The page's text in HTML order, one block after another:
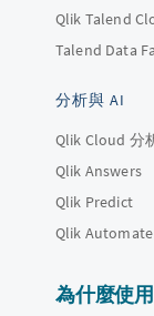
Qlik Talend
Talend Data
分析與 AI
Qlik Cloud 分
Qlik Answers
Qlik Predict
Qlik Automate
為什麼使